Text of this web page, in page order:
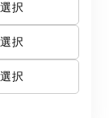
択
択
択